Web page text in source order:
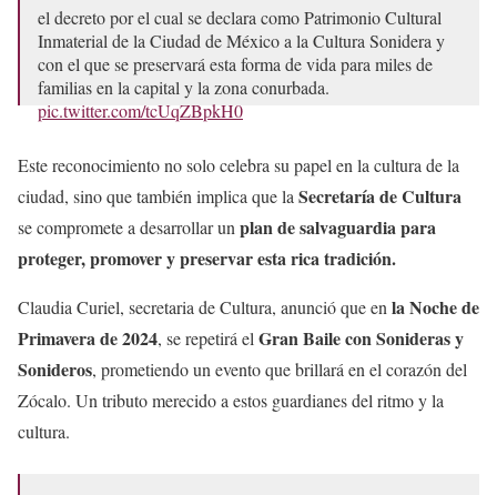
el decreto por el cual se declara como Patrimonio Cultural
Inmaterial de la Ciudad de México a la Cultura Sonidera y
con el que se preservará esta forma de vida para miles de
familias en la capital y la zona conurbada.
pic.twitter.com/tcUqZBpkH0
October 8, 2023
Este reconocimiento no solo celebra su papel en la cultura de la
ciudad, sino que también implica que la Secretaría de Cultura
se compromete a desarrollar un plan de salvaguardia para
proteger, promover y preservar esta rica tradición.
Claudia Curiel, secretaria de Cultura, anunció que en la Noche de
Primavera de 2024, se repetirá el Gran Baile con Sonideras y
Sonideros, prometiendo un evento que brillará en el corazón del
Zócalo. Un tributo merecido a estos guardianes del ritmo y la
cultura.